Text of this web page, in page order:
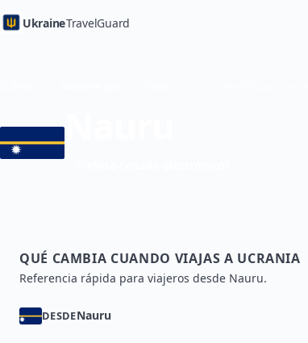
UkraineTravelGuard
QUÉ CAMBIA CUANDO VIAJAS A UCRANIA
Referencia rápida para viajeros desde Nauru.
DESDENauru